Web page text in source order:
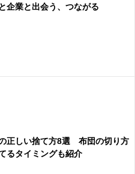
企業と出会う、つながる
正しい捨て方8選 布団の切り方
るタイミングも紹介